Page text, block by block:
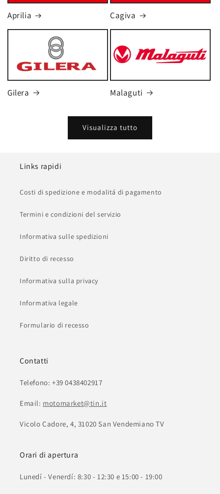
Aprilia Cagiva
Gilera Malaguti
Visualizza tutto
Links rapidi
Costi di spedizione e modalitá di pagamento
Termini e condizioni del servizio
Informativa sulle spedizioni
Diritto di recesso
Informativa sulla privacy
Informativa legale
Formulario di recesso
Contatti
Telefono: +39 0438402917
Email: motomarket@tin.it
Vicolo Cadore, 4, 31020 San Vendemiano TV
Orari di apertura
Lunedí - Venerdí: 8:30 - 12:30 e 15:00 - 19:00